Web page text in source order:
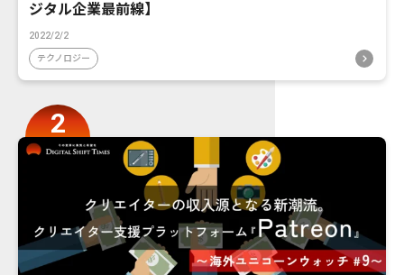
ジタル企業最前線】
2022/2/2
テクノロジー